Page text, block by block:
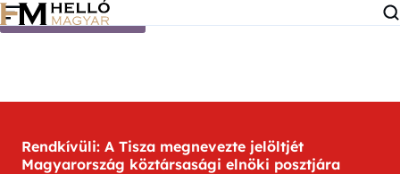
Ugrás a tartalomra
Rendkívüli: A Tisza megnevezte jelöltjét
Magyarország köztársasági elnöki posztjára